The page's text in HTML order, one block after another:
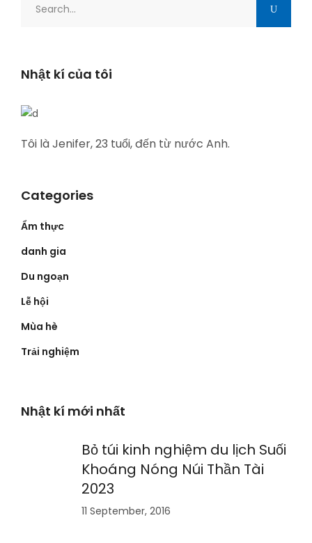
Nhật kí của tôi
Tôi là Jenifer, 23 tuổi, đến từ nước Anh.
Categories
Ẩm thực
danh gia
Du ngoạn
Lễ hội
Mùa hè
Trải nghiệm
Nhật kí mới nhất
Bỏ túi kinh nghiệm du lịch Suối
Khoáng Nóng Núi Thần Tài
2023
11 September, 2016